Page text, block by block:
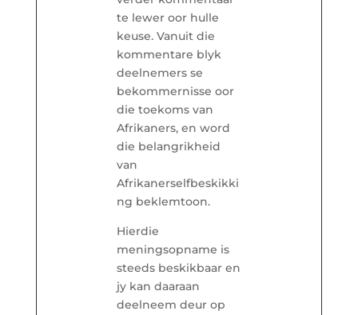
te lewer oor hulle
keuse. Vanuit die
kommentare blyk
deelnemers se
bekommernisse oor
die toekoms van
Afrikaners, en word
die belangrikheid
van
Afrikanerselfbeskikki
ng beklemtoon.
Hierdie
meningsopname is
steeds beskikbaar en
jy kan daaraan
deelneem deur op